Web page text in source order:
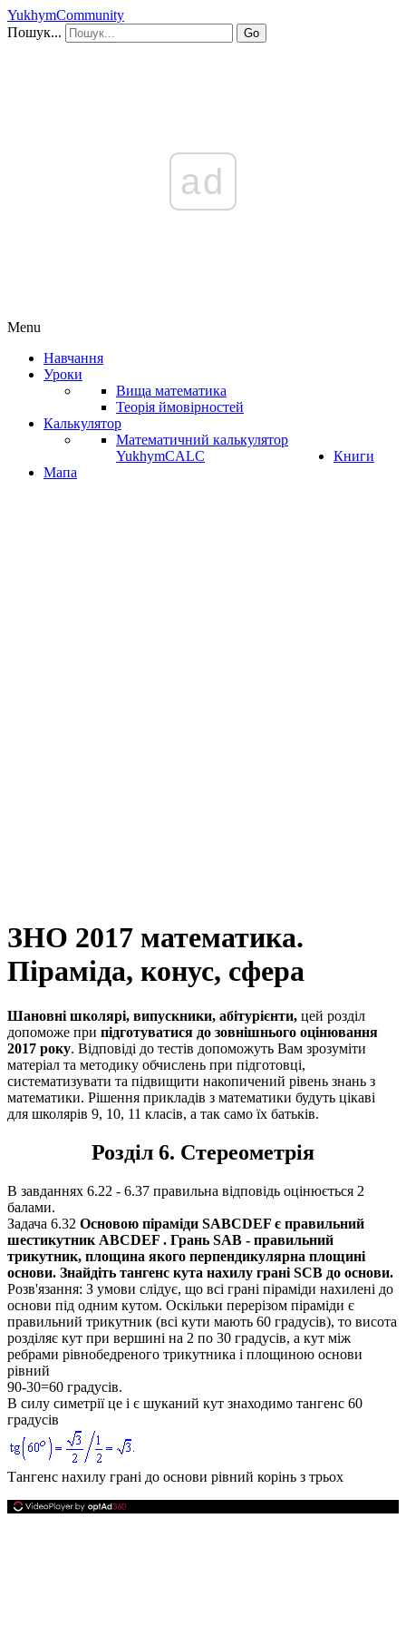
YukhymCommunity
Пошук...
Go
ad
Menu
Навчання
Уроки
Вища математика
Теорія ймовірностей
Калькулятор
Математичний калькулятор
YukhymCALC
Книги
Мапа
ЗНО 2017 математика.
Піраміда, конус, сфера
Шановні школярі, випускники, абітурієнти, цей розділ
допоможе при підготуватися до зовнішнього оцінювання
2017 року. Відповіді до тестів допоможуть Вам зрозуміти
матеріал та методику обчислень при підготовці,
систематизувати та підвищити накопичений рівень знань з
математики. Рішення прикладів з математики будуть цікаві
для школярів 9, 10, 11 класів, а так само їх батьків.
Розділ 6. Стереометрія
В завданнях 6.22 - 6.37 правильна відповідь оцінюється 2
балами.
Задача 6.32 Основою піраміди SАВСDЕF є правильний
шестикутник АВСDЕF . Грань SАВ - правильний
трикутник, площина якого перпендикулярна площині
основи. Знайдіть тангенс кута нахилу грані SСВ до основи.
Розв'язання: З умови слідує, що всі грані піраміди нахилені до
основи під одним кутом. Оскільки перерізом піраміди є
правильний трикутник (всі кути мають 60 градусів), то висота
розділяє кут при вершині на 2 по 30 градусів, а кут між
ребрами рівнобедреного трикутника і площиною основи
рівний
90-30=60 градусів.
В силу симетрії це і є шуканий кут знаходимо тангенс 60
градусів
Тангенс нахилу грані до основи рівний корінь з трьох